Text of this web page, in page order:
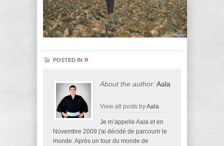
POSTED IN »
About the author:Aala
View all posts byAala
Je m’appelle Aala et en
Novembre 2009 j'ai décidé de parcourir le
monde. Après un tour du monde de